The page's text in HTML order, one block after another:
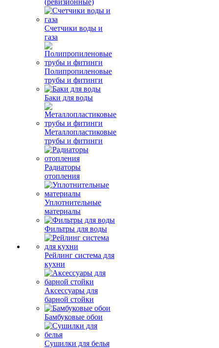
(ревизионные)
Счетчики воды и
газа
Полипропиленовые
трубы и фитинги
Баки для воды
Металлопластиковые
трубы и фитинги
Радиаторы
отопления
Уплотнительные
материалы
Фильтры для воды
Рейлинг система для
кухни
Аксессуары для
барной стойки
Бамбуковые обои
Сушилки для белья